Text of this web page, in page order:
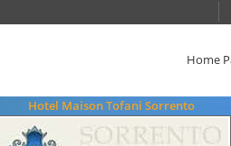
Home
Hotel Maison Tofani Sorrento